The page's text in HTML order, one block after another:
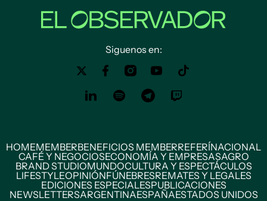
Siguenos en:
HOMEMEMBERBENEFICIOS MEMBERREFERÍNACIONAL
CAFÉ Y NEGOCIOSECONOMÍA Y EMPRESASAGRO
BRAND STUDIOMUNDOCULTURA Y ESPECTÁCULOS
LIFESTYLEOPINIÓNFÚNEBRESREMATES Y LEGALES
EDICIONES ESPECIALESPUBLICACIONES
NEWSLETTERSARGENTINAESPAÑAESTADOS UNIDOS